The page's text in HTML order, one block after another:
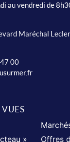
au vendredi de
Maréchal
00
VUES
»
Offres